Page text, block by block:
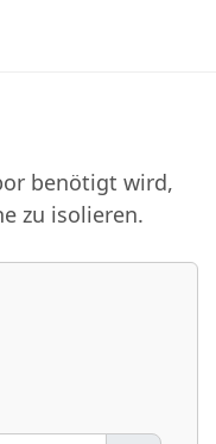
benötigt wird,
zu isolieren.